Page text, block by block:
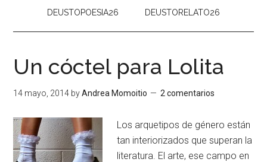
DEUSTOPOESIA26 DEUSTORELATO26
Un cóctel para Lolita
14 mayo, 2014 byAndrea Momoitio 2 comentarios
Los arquetipos de género están
tan interiorizados que superan la
literatura. El arte, ese campo en